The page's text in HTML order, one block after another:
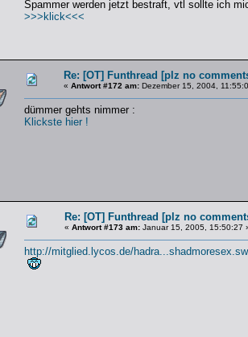
Spammer werden jetzt bestraft, vtl sollte ich
>>>klick<<<
Re: [OT] Funthread [plz no
« Antwort #172 am: Dezember 15, 2004,
dümmer gehts nimmer :
Klickste hier !
Re: [OT] Funthread [plz no
« Antwort #173 am: Januar 15, 2005, 15:50:27
http://mitglied.lycos.de/